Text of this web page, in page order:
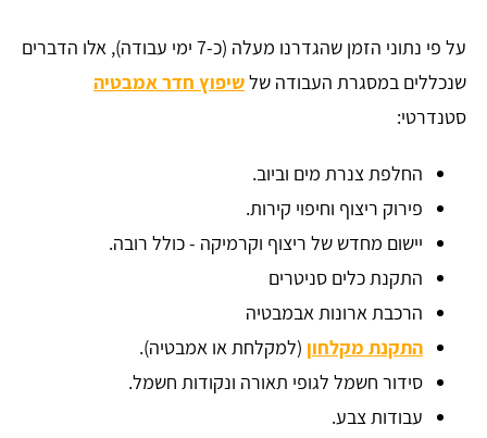
על פי נתוני הזמן שהגדרנו מעלה (כ-7 ימי עבודה), אלו הדברים
שנכללים במסגרת העבודה שלשיפוץ חדר אמבטיה
סטנדרטי:
החלפת צנרת מים וביוב.
פירוק ריצוף וחיפוי קירות.
יישום מחדש של ריצוף וקרמיקה - כולל רובה.
התקנת כלים סניטרים
הרכבת ארונות אבמבטיה
התקנת מקלחון (למקלחת או אמבטיה).
סידור חשמל לגופי תאורה ונקודות חשמל.
עבודות צבע.